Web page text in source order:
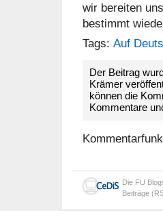
wir bereiten
bestimmt
Tags: Auf
Der Beitrag
Krämer
können die
Kommentare
Die FU
Beiträge